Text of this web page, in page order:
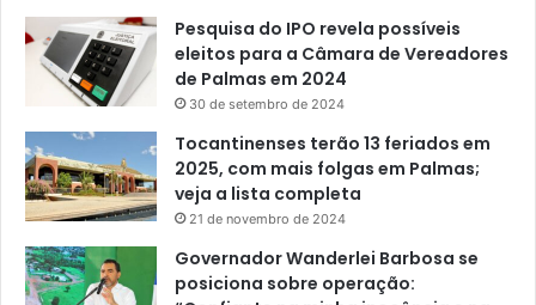
Pesquisa do IPO revela possíveis
eleitos para a Câmara de Vereadores
de Palmas em 2024
30 de setembro de 2024
Tocantinenses terão 13 feriados em
2025, com mais folgas em Palmas;
veja a lista completa
21 de novembro de 2024
Governador Wanderlei Barbosa se
posiciona sobre operação: